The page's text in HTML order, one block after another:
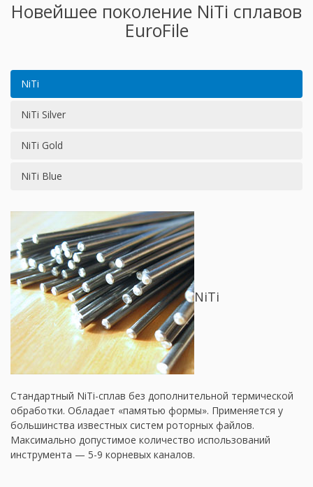
Новейшее поколение NiTi сплавов
EuroFile
NiTi
NiTi Silver
NiTi Gold
NiTi Blue
NiTi
Стандартный NiTi-сплав без дополнительной термической
обработки. Обладает «памятью формы». Применяется у
большинства известных систем роторных файлов.
Максимально допустимое количество использований
инструмента — 5-9 корневых каналов.